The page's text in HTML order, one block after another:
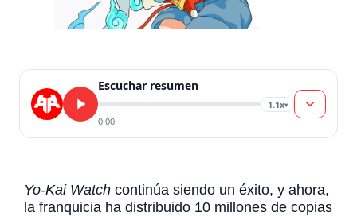
Escuchar resumen
1.1x▾
0:00
Yo-Kai Watch continúa siendo un éxito, y ahora,
la franquicia ha distribuido 10 millones de copias